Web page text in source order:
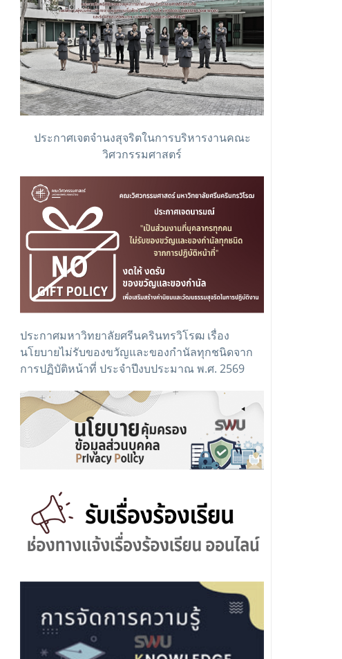
ประกาศเจตจำนงสุจริตในการบริหารงานคณะ
วิศวกรรมศาสตร์
ประกาศมหาวิทยาลัยศรีนครินทรวิโรฒ เรื่อง
นโยบายไม่รับของขวัญและของกำนัลทุกชนิดจาก
การปฏิบัติหน้าที่ ประจำปีงบประมาณ พ.ศ. 2569